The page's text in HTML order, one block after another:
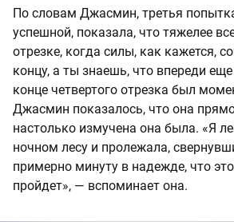
По словам Джасмин, третья
успешной, показала, что тяжелее
отрезке, когда силы, как кажется,
концу, а ты знаешь, что впереди
конце четвертого отрезка был
Джасмин показалось, что она
настолько измучена она была. «Я
ночном лесу и пролежала,
примерно минуту в надежде, что
пройдет», — вспоминает она.